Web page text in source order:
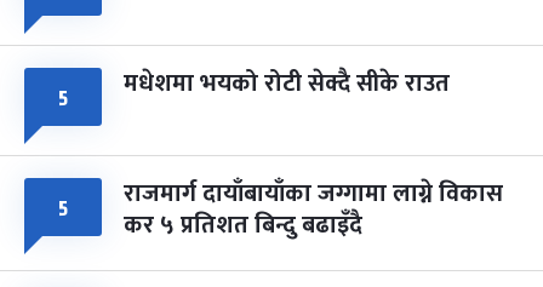
५ मधेशमा भयको रोटी सेक्दै सीके राउत
५ राजमार्ग दायाँबायाँका जग्गामा लाग्ने विकास
कर ५ प्रतिशत बिन्दु बढाइँदै